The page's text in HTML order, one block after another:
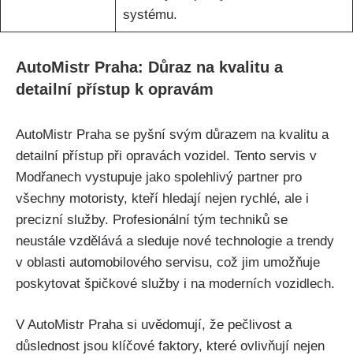
systému.
AutoMistr Praha: Důraz na kvalitu a
detailní přístup k opravám
AutoMistr Praha se pyšní svým důrazem na kvalitu a
detailní‌ přístup při opravách vozidel. Tento servis v
Modřanech vystupuje jako spolehlivý partner pro
všechny motoristy, kteří hledají nejen rychlé, ale i​
precizní služby. Profesionální tým techniků ‍se
neustále vzdělává a sleduje nové technologie ⁣a trendy
v oblasti automobilového servisu, což jim umožňuje
poskytovat špičkové‍ služby i na moderních‌ vozidlech.
V AutoMistr Praha si uvědomují, že pečlivost⁢ a
důslednost‍ jsou klíčové faktory, které ovlivňují nejen